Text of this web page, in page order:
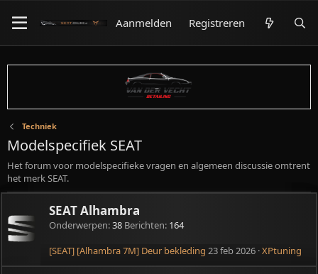
Aanmelden Registreren
Techniek
Modelspecifiek SEAT
Het forum voor modelspecifieke vragen en algemeen discussie omtrent
het merk SEAT.
SEAT Alhambra
Onderwerpen 38 Berichten 164
[SEAT] [Alhambra 7M] Deur bekleding 23 feb 2026 XPtuning